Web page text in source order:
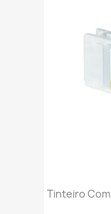
Tinteiro